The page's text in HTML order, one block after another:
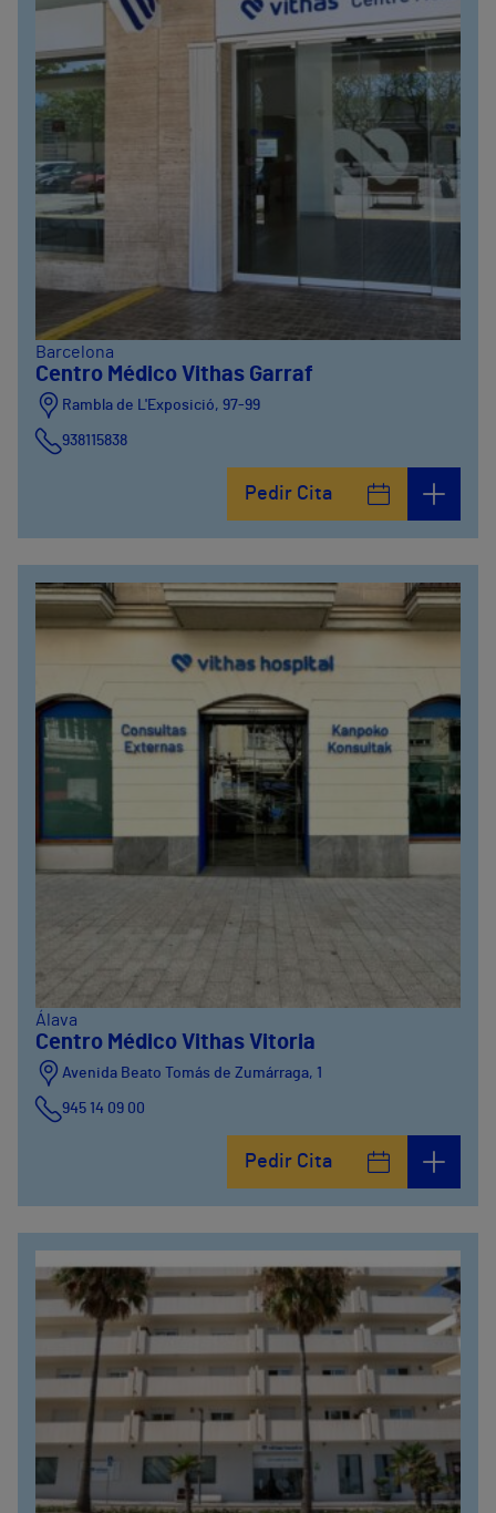
Barcelona
Centro Médico Vithas Garraf
Rambla de L'Exposició, 97-99
938115838
Pedir Cita
Álava
Centro Médico Vithas Vitoria
Avenida Beato Tomás de Zumárraga, 1
945 14 09 00
Pedir Cita